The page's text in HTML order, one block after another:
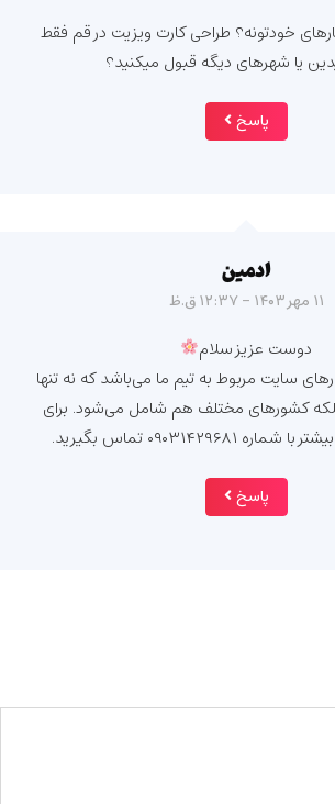
خودتونه؟ طراحی کارت ویزیت در قم فقط
یا شهرهای دیگه قبول میکنید؟
پاسخ
ادمین
۱۱ مهر ۱۴۰۳ - ۱۲:۳۷ ق.ظ
دوست عزیز سلام
سایت مربوط به تیم ما می‌باشد که نه تنها
کشورهای مختلف هم شامل می‌شود. برای
تماس بگیرید.
پاسخ